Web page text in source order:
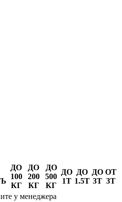
ДО
100
КГ
ДО
200
КГ
ДО
500
КГ
ДО
1Т
ДО
1.5Т
ДО
3Т
ОТ
3Т
у менеджера